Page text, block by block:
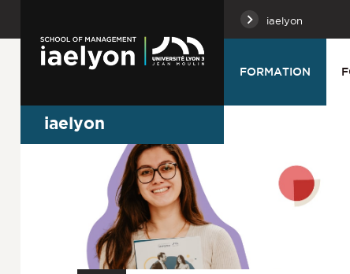
iaelyon
FORMATION
iaelyon